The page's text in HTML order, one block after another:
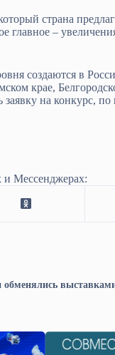
страна
главное –
создаются в
крае,
на конкурс,
и Мессенджерах: